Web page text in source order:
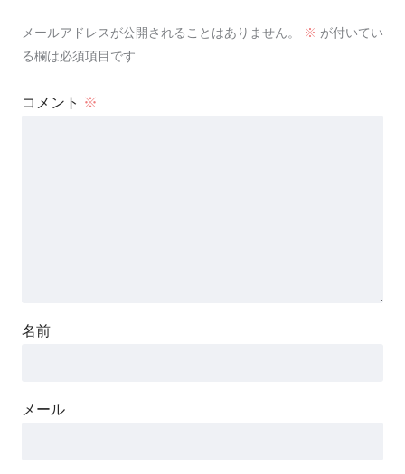
メールアドレスが公開されることはありません。 ※ が付いてい
る欄は必須項目です
コメント ※
名前
メール